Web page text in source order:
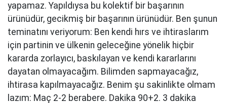
yapamaz. Yapıldıysa bu kolektif bir başarının
ürünüdür, gecikmiş bir başarının ürünüdür. Ben şunun
teminatını veriyorum: Ben kendi hırs ve ihtiraslarım
için partinin ve ülkenin geleceğine yönelik hiçbir
kararda zorlayıcı, baskılayan ve kendi kararlarını
dayatan olmayacağım. Bilimden sapmayacağız,
ihtirasa kapılmayacağız. Benim şu sakinlikte olmam
lazım: Maç 2-2 berabere. Dakika 90+2. 3 dakika